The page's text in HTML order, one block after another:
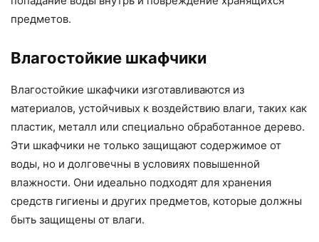
предметов.
Влагостойкие шкафчики
Влагостойкие шкафчики изготавливаются из
материалов, устойчивых к воздействию влаги, таких как
пластик, металл или специально обработанное дерево.
Эти шкафчики не только защищают содержимое от
воды, но и долговечны в условиях повышенной
влажности. Они идеально подходят для хранения
средств гигиены и других предметов, которые должны
быть защищены от влаги.